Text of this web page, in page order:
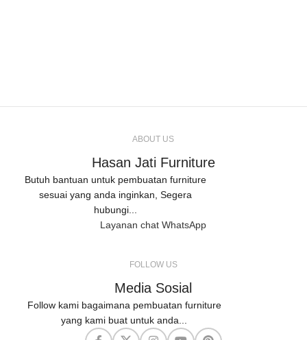
ABOUT US
Hasan Jati Furniture
Butuh bantuan untuk pembuatan furniture
sesuai yang anda inginkan, Segera
hubungi...
Layanan chat WhatsApp
FOLLOW US
Media Sosial
Follow kami bagaimana pembuatan furniture
yang kami buat untuk anda...